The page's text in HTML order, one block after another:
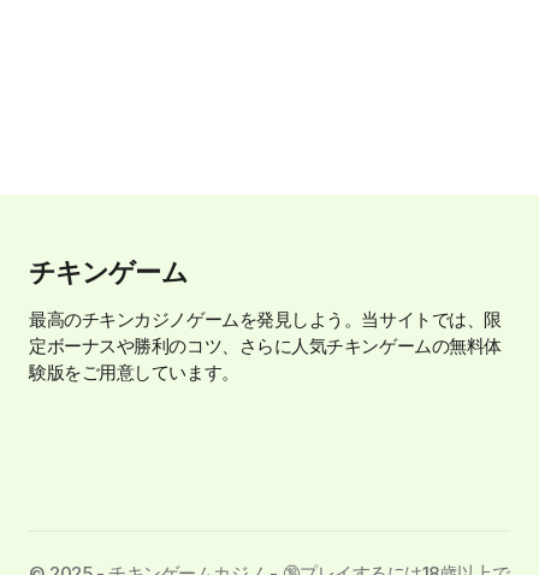
チキンゲーム
最高のチキンカジノゲームを発見しよう。当サイトでは、限
定ボーナスや勝利のコツ、さらに人気チキンゲームの無料体
験版をご用意しています。